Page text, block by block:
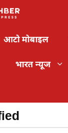
आटो मोबाइल
भारत न्यूज